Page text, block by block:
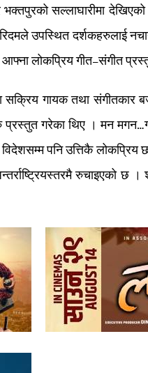
सल्लाघारीमा
उपस्थित दर्शकहरुलाई
लोकप्रिय गीत–संगीत
गायक तथा संगीतकार
गरेका थिए । मन
पनि उत्तिकै लोकप्रिय
रुचाइएको छ